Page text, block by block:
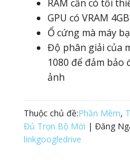
RAM cần có tối
GPU có VRAM 4GB
Ổ cứng mà máy
Độ phân giải của
1080 để đảm bảo
ảnh
Thuộc chủ đề:Phần Mềm,
Đủ Trọn Bộ Mới | Đăng
linkgoogledrive